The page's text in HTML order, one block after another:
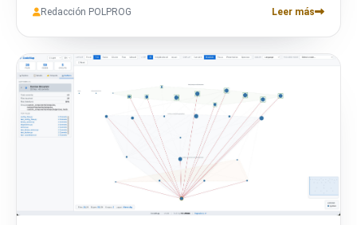
finales y más, escoge Markdown, PDF o DOCX, y obtén
commits convencionales, deduplicación, e informes PDF
narrativos profesionales. Gratuito, de código abierto,
funciona con cualquier repositorio git.
Redacción POLPROG Leer más